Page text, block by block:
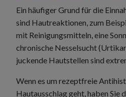
Ein häufiger Grund für die
sind Hautreaktionen, zum
mit Reinigungsmitteln, eine
chronische Nesselsucht
juckende Hautstellen sind
Wenn es um rezeptfreie
Hautausschlag geht, haben Sie